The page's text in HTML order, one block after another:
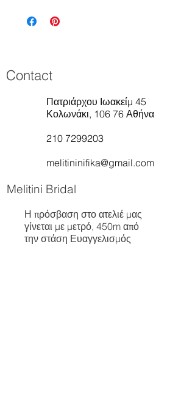
Contact
Πατριάρχου Ιωακείμ 45
Κολωνάκι, 106 76 Αθήνα
210 7299203
melitininifika@gmail.com
Melitini Bridal
Η πρόσβαση στο ατελιέ μας
γίνεται με μετρό, 450m από
την στάση Ευαγγελισμός